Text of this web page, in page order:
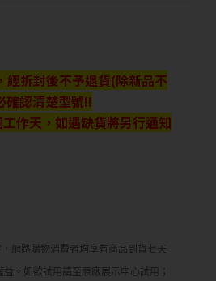
經拆封後不予退貨(除新品不
確認清楚型號!!
作天，如遇缺貨將另行通知
網路購物消費者均享有商品到貨七天
益。如欲試用請至原廠展示中心試用；